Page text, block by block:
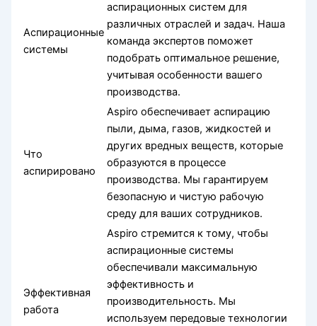
Аспирационные
системы
аспирационных систем для
различных отраслей и задач. Наша
команда экспертов поможет
подобрать оптимальное решение,
учитывая особенности вашего
производства.
Что
аспирировано
Aspiro обеспечивает аспирацию
пыли, дыма, газов, жидкостей и
других вредных веществ, которые
образуются в процессе
производства. Мы гарантируем
безопасную и чистую рабочую
среду для ваших сотрудников.
Эффективная
работа
Aspiro стремится к тому, чтобы
аспирационные системы
обеспечивали максимальную
эффективность и
производительность. Мы
используем передовые технологии